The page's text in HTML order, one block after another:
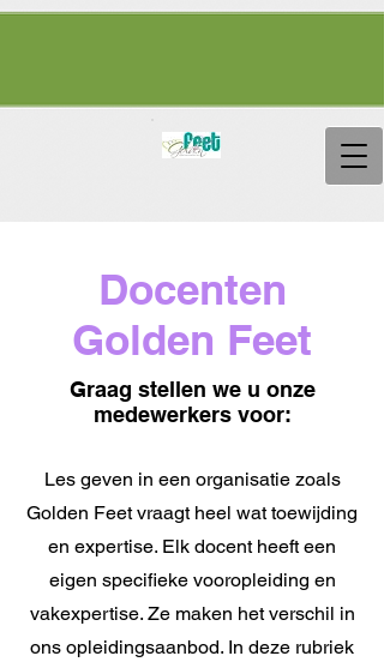
Docenten
Golden Feet
Graag stellen we u onze
medewerkers voor:
Les geven in een organisatie zoals
Golden Feet vraagt heel wat toewijding
en expertise. Elk docent heeft een
eigen specifieke vooropleiding en
vakexpertise. Ze maken het verschil in
ons opleidingsaanbod. In deze rubriek